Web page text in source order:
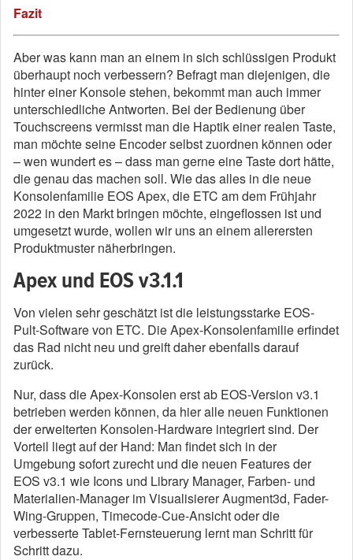
Fazit
Aber was kann man an einem in sich schlüssigen Produkt
überhaupt noch verbessern? Befragt man diejenigen, die
hinter einer Konsole stehen, bekommt man auch immer
unterschiedliche Antworten. Bei der Bedienung über
Touchscreens vermisst man die Haptik einer realen Taste,
man möchte seine Encoder selbst zuordnen können oder
– wen wundert es – dass man gerne eine Taste dort hätte,
die genau das machen soll. Wie das alles in die neue
Konsolenfamilie EOS Apex, die ETC am dem Frühjahr
2022 in den Markt bringen möchte, eingeflossen ist und
umgesetzt wurde, wollen wir uns an einem allerersten
Produktmuster näherbringen.
Apex und EOS v3.1.1
Von vielen sehr geschätzt ist die leistungsstarke EOS-
Pult-Software von ETC. Die Apex-Konsolenfamilie erfindet
das Rad nicht neu und greift daher ebenfalls darauf
zurück.
Nur, dass die Apex-Konsolen erst ab EOS-Version v3.1
betrieben werden können, da hier alle neuen Funktionen
der erweiterten Konsolen-Hardware integriert sind. Der
Vorteil liegt auf der Hand: Man findet sich in der
Umgebung sofort zurecht und die neuen Features der
EOS v3.1 wie Icons und Library Manager, Farben- und
Materialien-Manager im Visualisierer Augment3d, Fader-
Wing-Gruppen, Timecode-Cue-Ansicht oder die
verbesserte Tablet-Fernsteuerung lernt man Schritt für
Schritt dazu.